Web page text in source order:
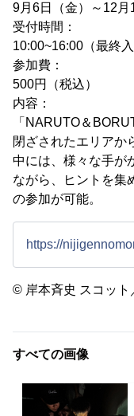
9月6日（金）～12月
受付時間：
10:00~16:00（最終入
参加費：
500円（税込）
内容：
「NARUTO＆
閉ざされたエリアか
中には、様々な手が
ながら、ヒントを集
の参加が可能。
https://
© 岸本斉史 スコット
すべての画像